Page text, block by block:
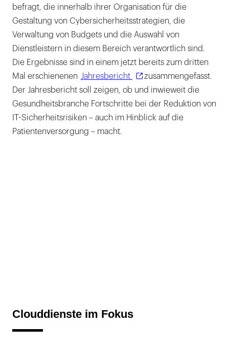
befragt, die innerhalb ihrer Organisation für die
Gestaltung von Cybersicherheitsstrategien, die
Verwaltung von Budgets und die Auswahl von
Dienstleistern in diesem Bereich verantwortlich sind.
Die Ergebnisse sind in einem jetzt bereits zum dritten
Mal erschienenen
Jahresbericht
zusammengefasst.
Der Jahresbericht soll zeigen, ob und inwieweit die
Gesundheitsbranche Fortschritte bei der Reduktion von
IT-Sicherheitsrisiken – auch im Hinblick auf die
Patientenversorgung – macht.
Clouddienste im Fokus